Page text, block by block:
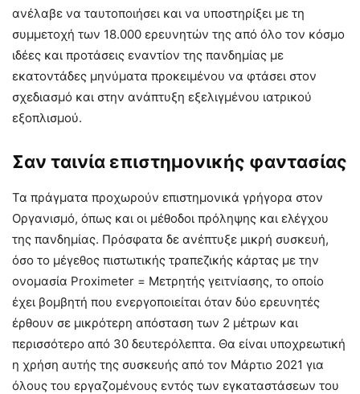
ανέλαβε να ταυτοποιήσει και να υποστηρίξει με τη
συμμετοχή των 18.000 ερευνητών της από όλο τον κόσμο
ιδέες και προτάσεις εναντίον της πανδημίας με
εκατοντάδες μηνύματα προκειμένου να φτάσει στον
σχεδιασμό και στην ανάπτυξη εξελιγμένου ιατρικού
εξοπλισμού.
Σαν ταινία επιστημονικής φαντασίας
Τα πράγματα προχωρούν επιστημονικά γρήγορα στον
Οργανισμό, όπως και οι μέθοδοι πρόληψης και ελέγχου
της πανδημίας. Πρόσφατα δε ανέπτυξε μικρή συσκευή,
όσο το μέγεθος πιστωτικής τραπεζικής κάρτας με την
ονομασία Proximeter = Μετρητής γειτνίασης, το οποίο
έχει βομβητή που ενεργοποιείται όταν δύο ερευνητές
έρθουν σε μικρότερη απόσταση των 2 μέτρων και
περισσότερο από 30 δευτερόλεπτα. Θα είναι υποχρεωτική
η χρήση αυτής της συσκευής από τον Μάρτιο 2021 για
όλους του εργαζομένους εντός των εγκαταστάσεων του